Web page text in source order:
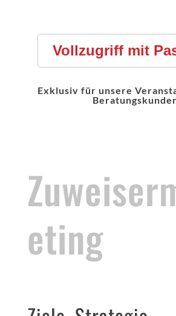
Vollzugriff mit
Exklusiv für unsere
eting